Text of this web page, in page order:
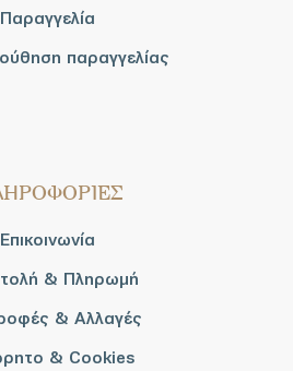
Παραγγελία
παραγγελίας
Επικοινωνία
& Πληρωμή
& Αλλαγές
& Cookies